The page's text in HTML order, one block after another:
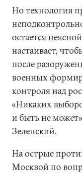
Но технология
остается
настаивает,
после
военных
контроля над
«Никаких
и быть не
Зеленский.
На острые
Москвой по